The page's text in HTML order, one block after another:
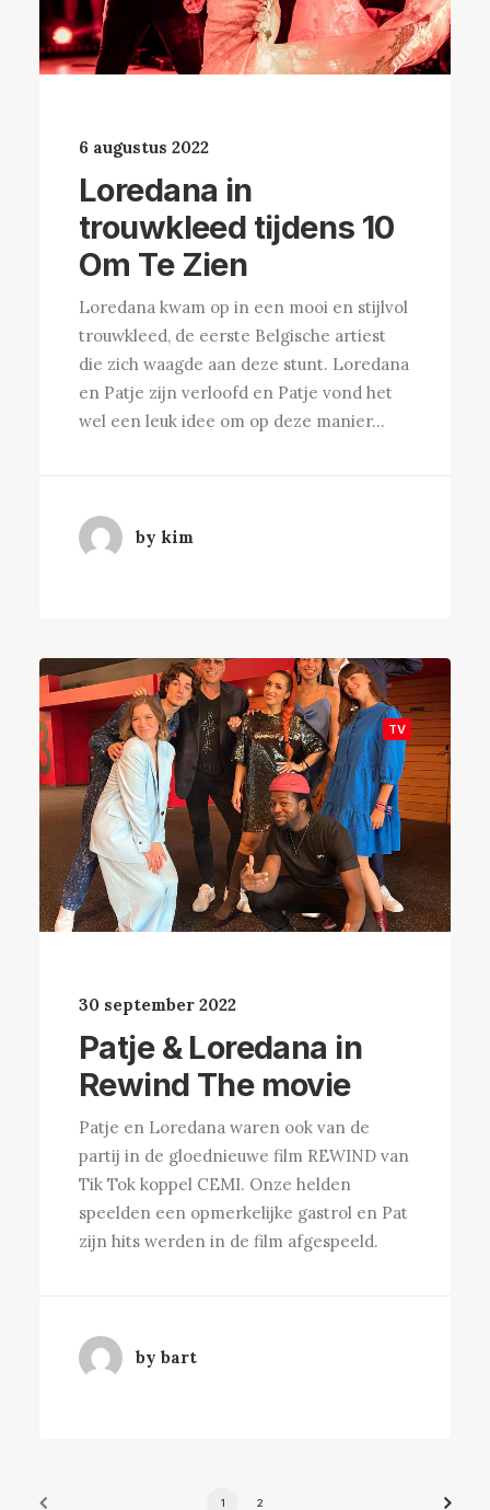
6 augustus 2022
Loredana in
trouwkleed tijdens 10
Om Te Zien
Loredana kwam op in een mooi en stijlvol
trouwkleed, de eerste Belgische artiest
die zich waagde aan deze stunt. Loredana
en Patje zijn verloofd en Patje vond het
wel een leuk idee om op deze manier…
by kim
TV
30 september 2022
Patje & Loredana in
Rewind The movie
Patje en Loredana waren ook van de
partij in de gloednieuwe film REWIND van
Tik Tok koppel CEMI. Onze helden
speelden een opmerkelijke gastrol en Pat
zijn hits werden in de film afgespeeld.
by bart
1 2